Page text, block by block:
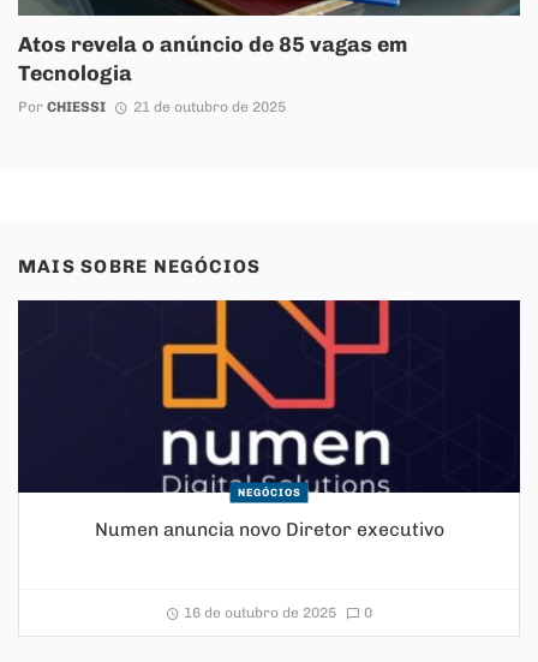
Atos revela o anúncio de 85 vagas em
Tecnologia
Por CHIESSI 21 de outubro de 2025
MAIS SOBRE NEGÓCIOS
NEGÓCIOS
Numen anuncia novo Diretor executivo
16 de outubro de 2025 0